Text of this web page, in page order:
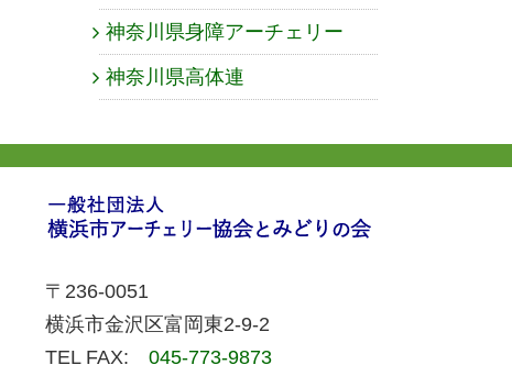
神奈川県身障アーチェリー
神奈川県高体連
〒236-0051
横浜市金沢区富岡東2-9-2
TEL FAX:045-773-9873